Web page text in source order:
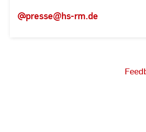
presse@hs-rm.de